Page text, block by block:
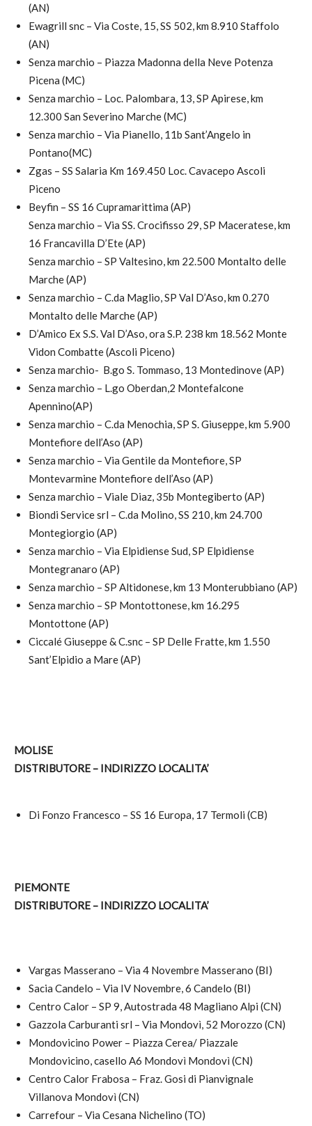
(AN)
Ewagrill snc – Via Coste, 15, SS 502, km 8.910 Staffolo
(AN)
Senza marchio – Piazza Madonna della Neve Potenza
Picena (MC)
Senza marchio – Loc. Palombara, 13, SP Apirese, km
12.300 San Severino Marche (MC)
Senza marchio – Via Pianello, 11b Sant’Angelo in
Pontano(MC)
Zgas – SS Salaria Km 169.450 Loc. Cavacepo Ascoli
Piceno
Beyfin – SS 16 Cupramarittima (AP)
Senza marchio – Via SS. Crocifisso 29, SP Maceratese, km
16 Francavilla D’Ete (AP)
Senza marchio – SP Valtesino, km 22.500 Montalto delle
Marche (AP)
Senza marchio – C.da Maglio, SP Val D’Aso, km 0.270
Montalto delle Marche (AP)
D’Amico Ex S.S. Val D’Aso, ora S.P. 238 km 18.562 Monte
Vidon Combatte (Ascoli Piceno)
Senza marchio- B.go S. Tommaso, 13 Montedinove (AP)
Senza marchio – L.go Oberdan,2 Montefalcone
Apennino(AP)
Senza marchio – C.da Menochia, SP S. Giuseppe, km 5.900
Montefiore dell’Aso (AP)
Senza marchio – Via Gentile da Montefiore, SP
Montevarmine Montefiore dell’Aso (AP)
Senza marchio – Viale Diaz, 35b Montegiberto (AP)
Biondi Service srl – C.da Molino, SS 210, km 24.700
Montegiorgio (AP)
Senza marchio – Via Elpidiense Sud, SP Elpidiense
Montegranaro (AP)
Senza marchio – SP Altidonese, km 13 Monterubbiano (AP)
Senza marchio – SP Montottonese, km 16.295
Montottone (AP)
Ciccalé Giuseppe & C.snc – SP Delle Fratte, km 1.550
Sant’Elpidio a Mare (AP)
MOLISE
DISTRIBUTORE – INDIRIZZO LOCALITA’
Di Fonzo Francesco – SS 16 Europa, 17 Termoli (CB)
PIEMONTE
DISTRIBUTORE – INDIRIZZO LOCALITA’
Vargas Masserano – Via 4 Novembre Masserano (BI)
Sacia Candelo – Via IV Novembre, 6 Candelo (BI)
Centro Calor – SP 9, Autostrada 48 Magliano Alpi (CN)
Gazzola Carburanti srl – Via Mondovì, 52 Morozzo (CN)
Mondovicino Power – Piazza Cerea/ Piazzale
Mondovicino, casello A6 Mondovì Mondovì (CN)
Centro Calor Frabosa – Fraz. Gosi di Pianvignale
Villanova Mondovì (CN)
Carrefour – Via Cesana Nichelino (TO)